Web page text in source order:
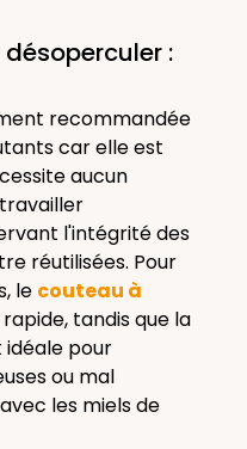
:
recommandée
car elle est
aucun
l'intégrité des
réutilisées. Pour
le couteau à
tandis que la
idéale pour
ou mal
les miels de